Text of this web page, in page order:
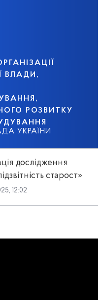
ВЛАДИ,
РОЗВИТКУ
УКРАЇНИ
дослідження
старост»
12:02